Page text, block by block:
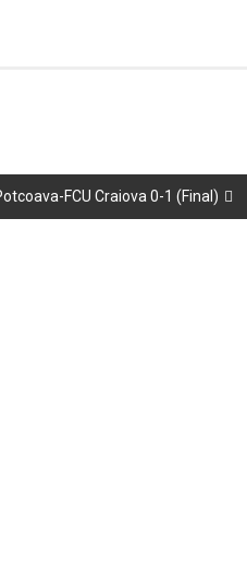
FCU Craiova 0-1 (Final)